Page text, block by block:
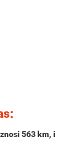
563 km, i